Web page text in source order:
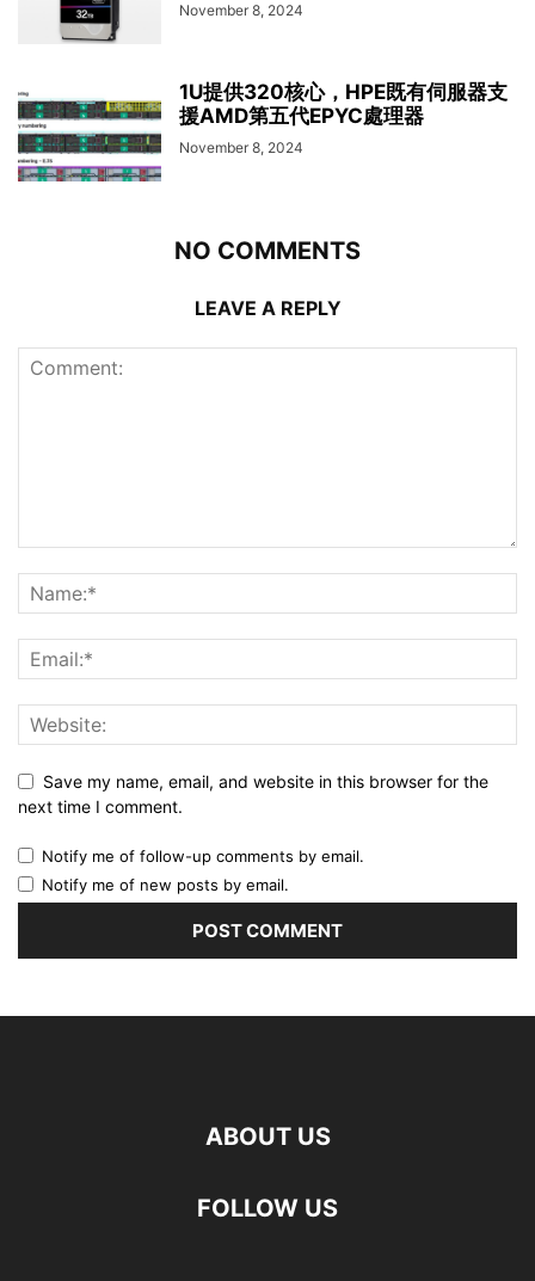
November 8, 2024
1U提供320核心，HPE既有伺服器支
援AMD第五代EPYC處理器
November 8, 2024
NO COMMENTS
LEAVE A REPLY
Save my name, email, and website in this browser for the
next time I comment.
Notify me of follow-up comments by email.
Notify me of new posts by email.
ABOUT US
FOLLOW US